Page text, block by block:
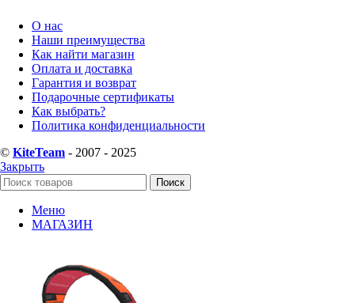
О нас
Наши преимущества
Как найти магазин
Оплата и доставка
Гарантия и возврат
Подарочные сертификаты
Как выбрать?
Политика конфиденциальности
© KiteTeam - 2007 - 2025
Закрыть
Поиск
Меню
МАГАЗИН